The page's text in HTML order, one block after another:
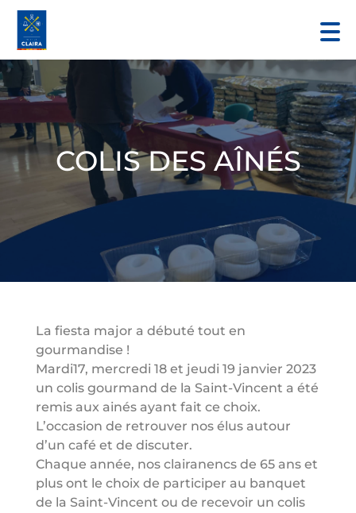
COLIS DES AÎNÉS
La fiesta major a débuté tout en
gourmandise !
Mardi17, mercredi 18 et jeudi 19 janvier 2023
un colis gourmand de la Saint-Vincent a été
remis aux ainés ayant fait ce choix.
L’occasion de retrouver nos élus autour
d’un café et de discuter.
Chaque année, nos clairanencs de 65 ans et
plus ont le choix de participer au banquet
de la Saint-Vincent ou de recevoir un colis